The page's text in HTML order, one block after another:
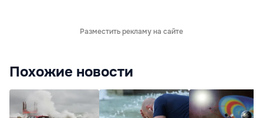
Разместить рекламу на сайте
Похожие новости